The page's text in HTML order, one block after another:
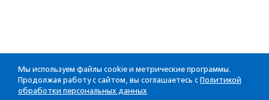
Мы используем файлы cookie и метрические программы.
Продолжая работу с сайтом, вы соглашаетесь с Политикой
обработки персональных данных